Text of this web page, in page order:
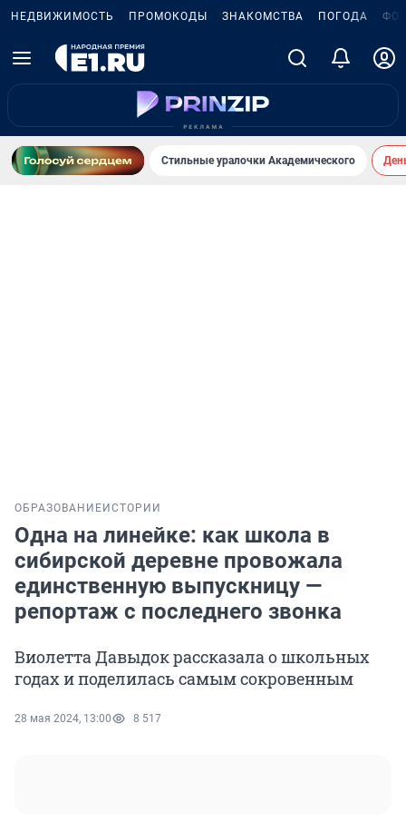
НЕДВИЖИМОСТЬ ПРОМОКОДЫ ЗНАКОМСТВА ПОГОДА
Стильные уралочки Академического
ОБРАЗОВАНИЕ ИСТОРИИ
Одна на линейке: как школа в
сибирской деревне провожала
единственную выпускницу —
репортаж с последнего звонка
Виолетта Давыдок рассказала о школьных
годах и поделилась самым сокровенным
28 мая 2024, 13:00 8 517